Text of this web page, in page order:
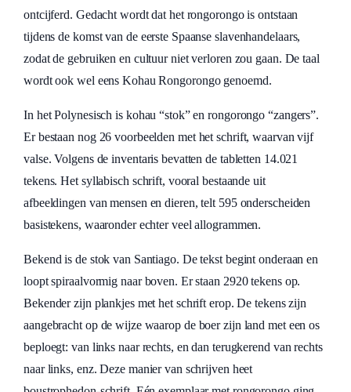
ontcijferd. Gedacht wordt dat het rongorongo is ontstaan
tijdens de komst van de eerste Spaanse slavenhandelaars,
zodat de gebruiken en cultuur niet verloren zou gaan. De taal
wordt ook wel eens Kohau Rongorongo genoemd.
In het Polynesisch is kohau “stok” en rongorongo “zangers”.
Er bestaan nog 26 voorbeelden met het schrift, waarvan vijf
valse. Volgens de inventaris bevatten de tabletten 14.021
tekens. Het syllabisch schrift, vooral bestaande uit
afbeeldingen van mensen en dieren, telt 595 onderscheiden
basistekens, waaronder echter veel allogrammen.
Bekend is de stok van Santiago. De tekst begint onderaan en
loopt spiraalvormig naar boven. Er staan 2920 tekens op.
Bekender zijn plankjes met het schrift erop. De tekens zijn
aangebracht op de wijze waarop de boer zijn land met een os
beploegt: van links naar rechts, en dan terugkerend van rechts
naar links, enz. Deze manier van schrijven heet